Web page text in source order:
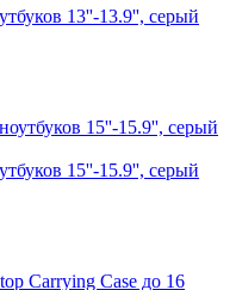
13''-13.9'', серый
15''-15.9'', серый